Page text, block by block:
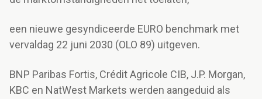
een nieuwe gesyndiceerde EURO benchmark met
vervaldag 22 juni 2030 (OLO 89) uitgeven.
BNP Paribas Fortis, Crédit Agricole CIB, J.P. Morgan,
KBC en NatWest Markets werden aangeduid als